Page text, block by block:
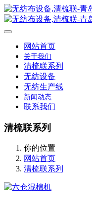
网站首页
关于我们
清梳联系列
无纺设备
无纺生产线
新闻动态
联系我们
清梳联系列
你的位置
网站首页
清梳联系列